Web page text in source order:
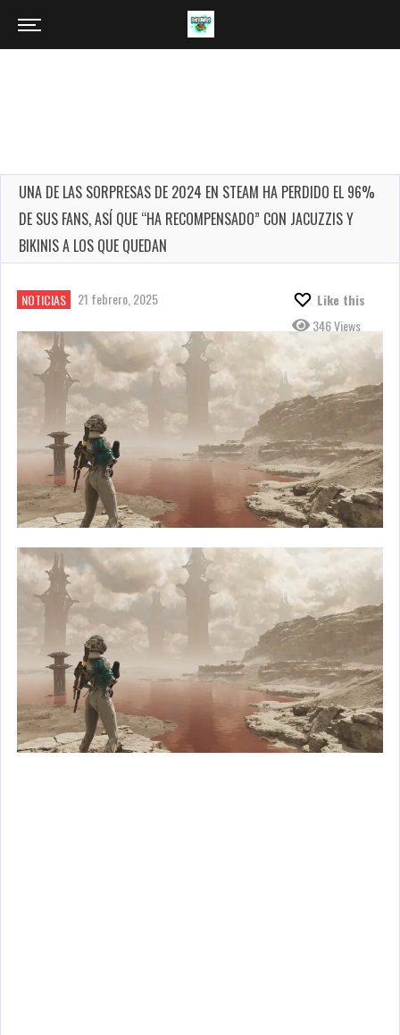
UNA DE LAS SORPRESAS DE 2024 EN STEAM HA PERDIDO EL 96%
DE SUS FANS, ASÍ QUE “HA RECOMPENSADO” CON JACUZZIS Y
BIKINIS A LOS QUE QUEDAN
NOTICIAS 21 febrero, 2025
Like this
346 Views